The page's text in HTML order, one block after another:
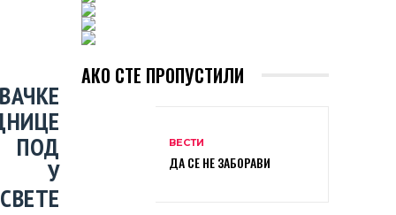
ПОД
У
АКО СТЕ ПРОПУСТИЛИ
ВЕСТИ
ДА СЕ НЕ ЗАБОРАВИ